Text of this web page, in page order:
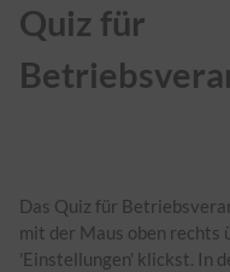
Quiz für
Das Quiz für
mit der Maus oben rechts
'Einstellungen' klickst. In